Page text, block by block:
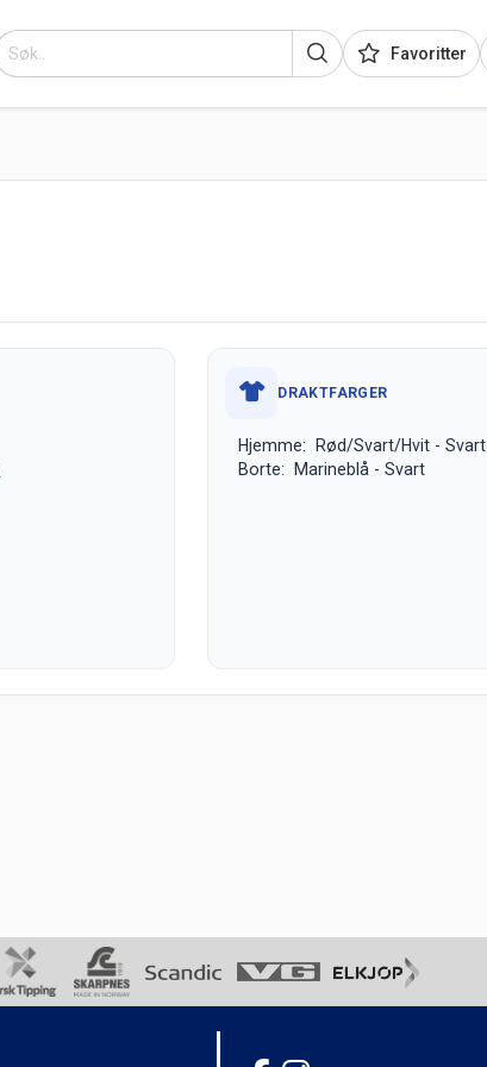
Favoritter
DRAKTFARGER
Hjemme: Rød/Svart/Hvit - Svart
Borte: Marineblå - Svart